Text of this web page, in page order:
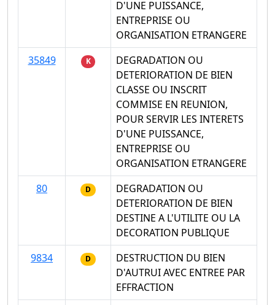
D'UNE PUISSANCE,
ENTREPRISE OU
ORGANISATION ETRANGERE
35849
K
DEGRADATION OU
DETERIORATION DE BIEN
CLASSE OU INSCRIT
COMMISE EN REUNION,
POUR SERVIR LES INTERETS
D'UNE PUISSANCE,
ENTREPRISE OU
ORGANISATION ETRANGERE
80
D
DEGRADATION OU
DETERIORATION DE BIEN
DESTINE A L'UTILITE OU LA
DECORATION PUBLIQUE
9834
D
DESTRUCTION DU BIEN
D'AUTRUI AVEC ENTREE PAR
EFFRACTION